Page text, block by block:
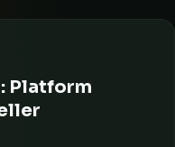
Platform